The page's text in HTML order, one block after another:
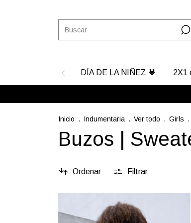
DÍA DE LA NIÑEZ 💗 2X1
Inicio . Indumentaria . Ver todo . Girls .
Buzos |
Ordenar Filtrar